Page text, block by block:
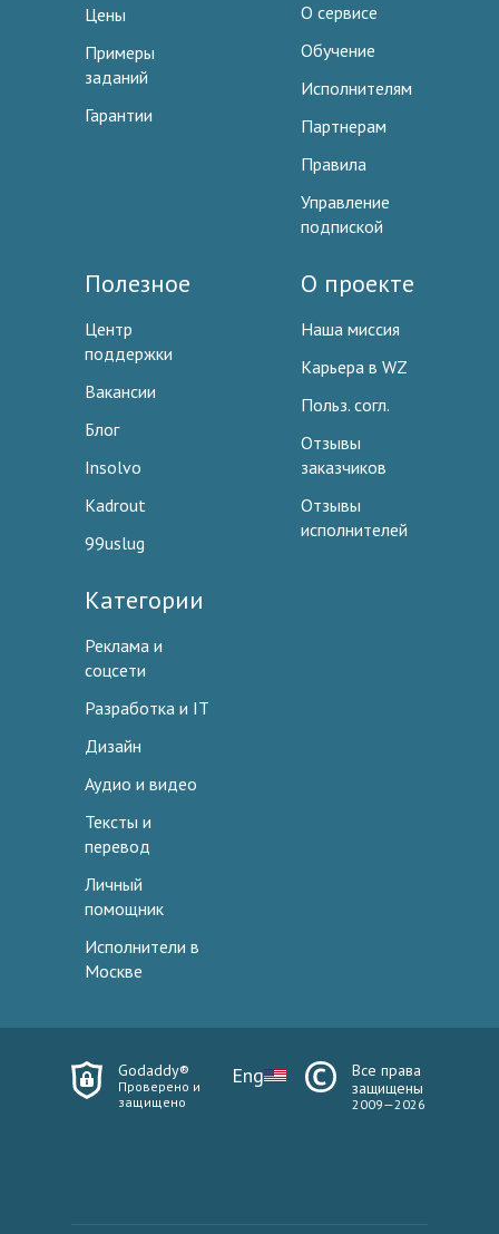
Цены
Примеры
заданий
Гарантии
О сервисе
Обучение
Исполнителям
Партнерам
Правила
Управление
подпиской
Полезное
Центр
поддержки
Вакансии
Блог
Insolvo
Kadrout
99uslug
О проекте
Наша миссия
Карьера в WZ
Польз. согл.
Отзывы
заказчиков
Отзывы
исполнителей
Категории
Реклама и
соцсети
Разработка и IT
Дизайн
Аудио и видео
Тексты и
перевод
Личный
помощник
Исполнители в
Москве
Godaddy®
Проверено и
защищено
Eng
Все права
защищены
2009—2026